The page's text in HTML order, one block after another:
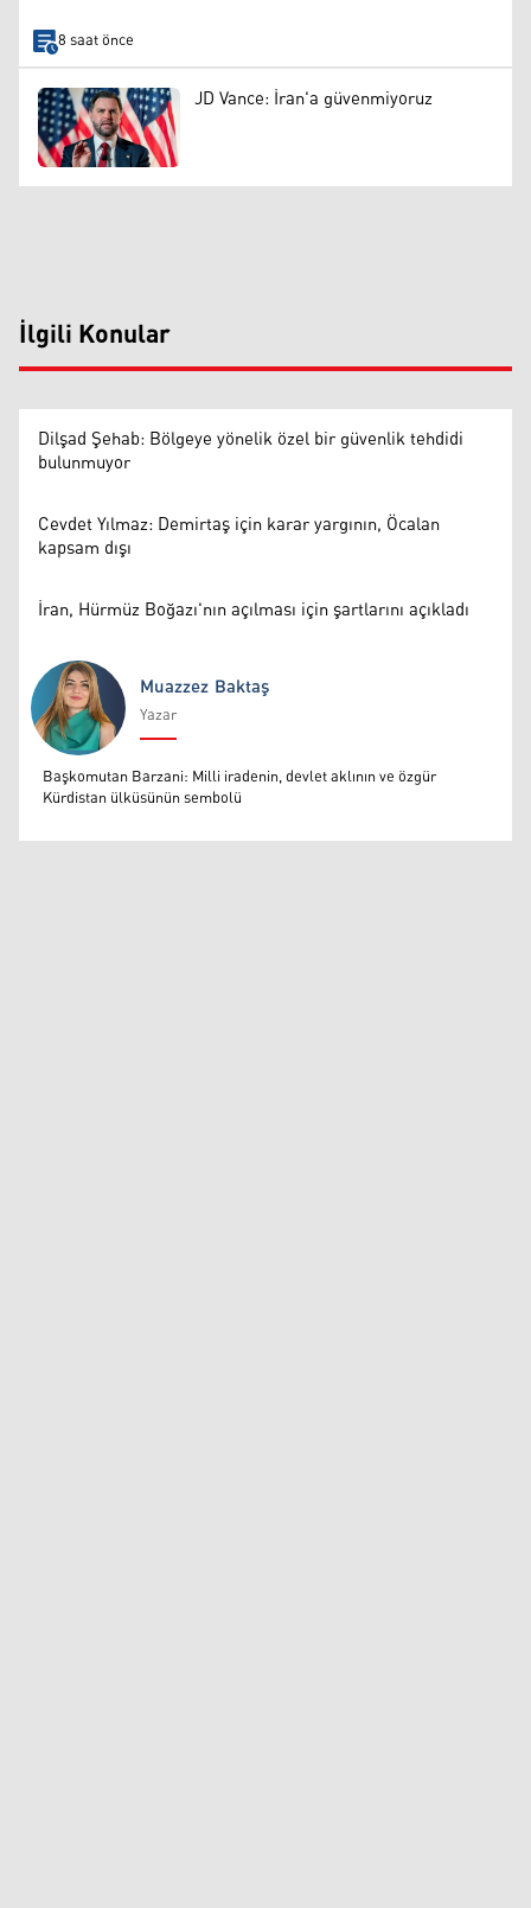
8 saat önce
JD Vance: İran'a güvenmiyoruz
İlgili Konular
Dilşad Şehab: Bölgeye yönelik özel bir güvenlik tehdidi
bulunmuyor
Cevdet Yılmaz: Demirtaş için karar yargının, Öcalan
kapsam dışı
İran, Hürmüz Boğazı'nın açılması için şartlarını açıkladı
Muazzez Baktaş
Muazzez Baktaş
Yazar
Başkomutan Barzani: Milli iradenin, devlet aklının ve özgür
Kürdistan ülküsünün sembolü